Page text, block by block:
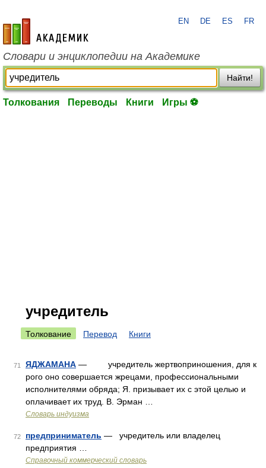
academic.ru
EN DE ES FR
Словари и энциклопедии на Академике
Найти!
Толкования Переводы Книги Игры ⚽
учредитель
Толкование Перевод Книги
71 ЯДЖАМАНА — учредитель жертвоприношения, для к
рого оно совершается жрецами, профессиональными
исполнителями обряда; Я. призывает их с этой целью и
оплачивает их труд. В. Эрман …
Словарь индуизма
72 предприниматель — учредитель или владелец
предприятия …
Справочный коммерческий словарь